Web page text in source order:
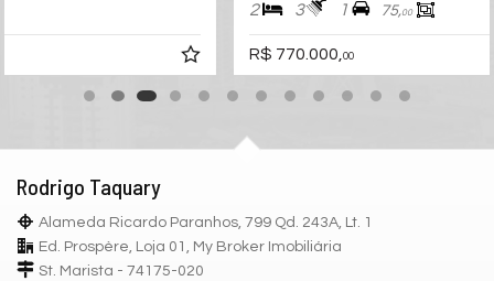
Rodrigo Taquary
Alameda Ricardo Paranhos, 799 Qd. 243A, Lt. 1
Ed. Prospère, Loja 01, My Broker Imobiliária
St. Marista - 74175-020